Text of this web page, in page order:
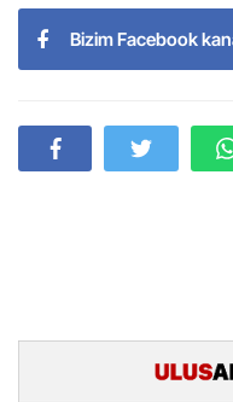
Bizim Facebook